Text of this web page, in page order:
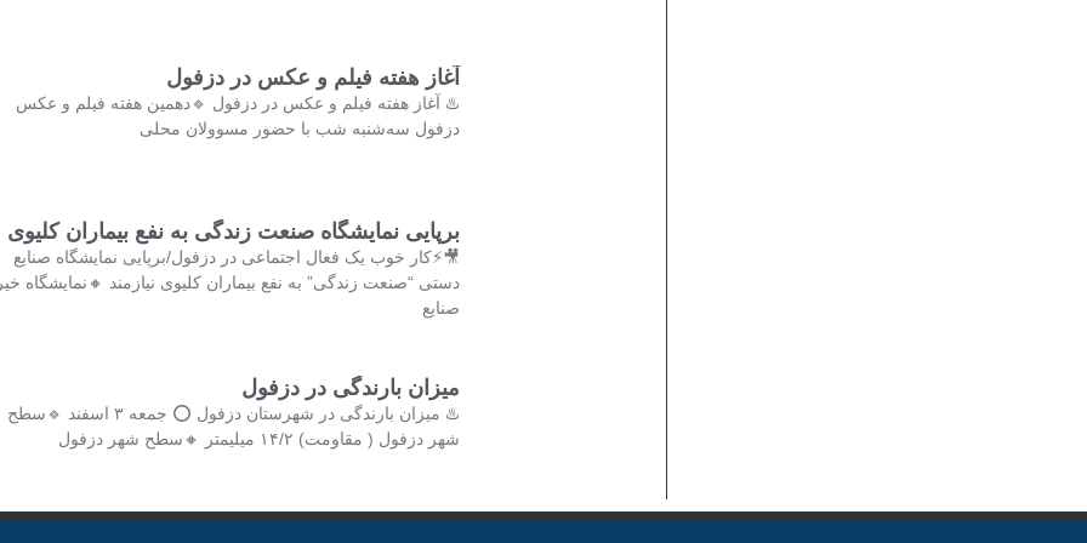
آغاز هفته فیلم و عکس در دزفول
♨️ آغاز هفته فیلم و عکس در دزفول 🔹دهمین هفته فیلم و عکس
دزفول سه‌شنبه شب با حضور مسوولان محلی
برپایی نمایشگاه صنعت زندگی به نفع بیماران کلیوی
🎥⚡کار خوب یک فعال اجتماعی در دزفول/برپایی نمایشگاه صنایع
دستی “صنعت زندگی” به نفع بیماران کلیوی نیازمند 🔸نمایشگاه
صنایع
میزان بارندگی در دزفول
♨️ میزان بارندگی در شهرستان دزفول ⭕️ جمعه ۳ اسفند 🔹سطح
شهر دزفول ( مقاومت) ۱۴/۲ میلیمتر 🔸سطح شهر دزفول